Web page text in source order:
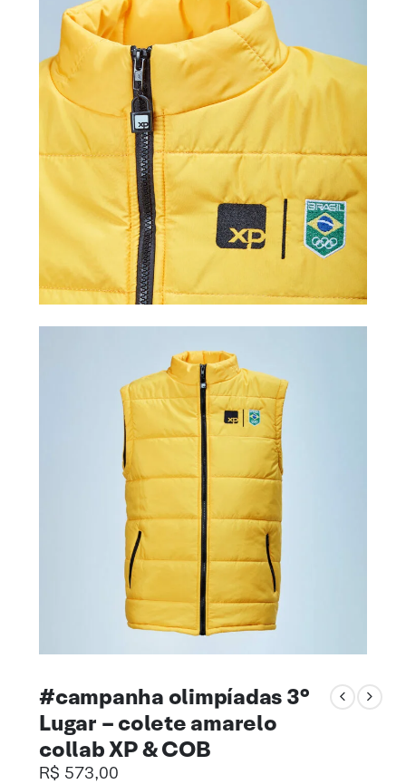
#campanha olimpíadas 3°
Lugar – colete amarelo
collab XP & COB
R$ 573,00